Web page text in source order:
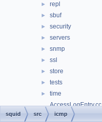
► repl
► sbuf
► security
► servers
► snmp
► ssl
► store
► tests
►
time
AccessLogEntry.cc
► AccessLogEntry.h
squid src icmp